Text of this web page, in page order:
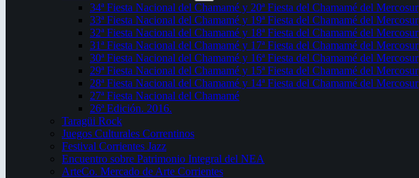
34ª Fiesta Nacional del Chamamé y 20ª Fiesta del Chamamé del Mercosur
33ª Fiesta Nacional del Chamamé y 19ª Fiesta del Chamamé del Mercosur
32ª Fiesta Nacional del Chamamé y 18ª Fiesta del Chamamé del Mercosur
31ª Fiesta Nacional del Chamamé y 17ª Fiesta del Chamamé del Mercosur
30ª Fiesta Nacional del Chamamé y 16ª Fiesta del Chamamé del Mercosur
29ª Fiesta Nacional del Chamamé y 15ª Fiesta del Chamamé del Mercosur
28ª Fiesta Nacional del Chamamé y 14ª Fiesta del Chamamé del Mercosur
27ª Fiesta Nacional del Chamamé
26ª Edición. 2016.
Taragüi Rock
Juegos Culturales Correntinos
Festival Corrientes Jazz
Encuentro sobre Patrimonio Integral del NEA
ArteCo. Mercado de Arte Corrientes